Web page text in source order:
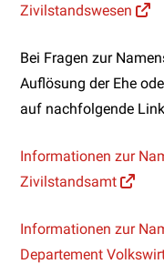
Zivilstandswesen
Bei Fragen zur
Auflösung der Ehe
auf nachfolgende
Informationen zur
Zivilstandsamt
Informationen zur
Departement